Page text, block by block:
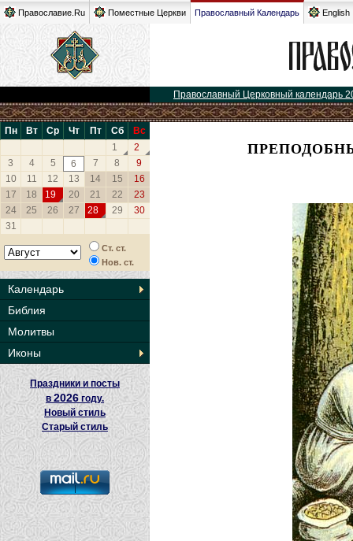
Православие.Ru Поместные Церкви Православный Календарь English
Православный Церковный календарь
Пн Вт Ср Чт Пт Сб
Вс
1
2
3
4 5 6 7 8
9
10
11 12 13 14 15
16
17
18 19 20 21 22
23
24
25 26 27 28 29
30
31
Ст. ст.
Нов. ст.
Календарь
Библия
Молитвы
Иконы
Праздники и посты
в2026 году.
Новый стиль
Старый стиль